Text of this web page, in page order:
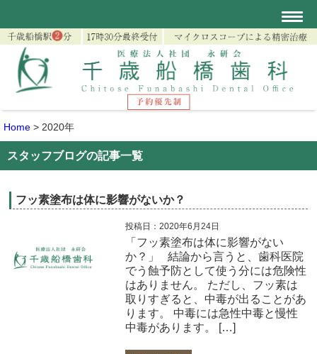
Home > 2020年
スタッフブログの記事一覧
フッ素塗布は体に影響がないか？
投稿日：2020年6月24日
「フッ素塗布は体に影響がない
か？」 結論から言うと、歯科医院
でう蝕予防として使う分には危険性
はありません。 ただし、フッ素は
取りすぎると、中毒が出ることがあ
ります。 中毒には急性中毒と慢性
中毒があります。 […]